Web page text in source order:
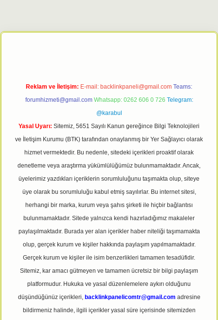
adresitulipbett.net
Reklam ve İletişim: E-mail: backlinkpaneli@gmail.com Teams:
forumhizmeti@gmail.com Whatsapp: 0262 606 0 726 Telegram:
@karabul
Yasal Uyarı: Sitemiz, 5651 Sayılı Kanun gereğince Bilgi Teknolojileri
ve İletişim Kurumu (BTK) tarafından onaylanmış bir Yer Sağlayıcı olarak
hizmet vermektedir. Bu nedenle, sitedeki içerikleri proaktif olarak
denetleme veya araştırma yükümlülüğümüz bulunmamaktadır. Ancak,
üyelerimiz yazdıkları içeriklerin sorumluluğunu taşımakta olup, siteye
üye olarak bu sorumluluğu kabul etmiş sayılırlar. Bu internet sitesi,
herhangi bir marka, kurum veya şahıs şirketi ile hiçbir bağlantısı
bulunmamaktadır. Sitede yalnızca kendi hazırladığımız makaleler
paylaşılmaktadır. Burada yer alan içerikler haber niteliği taşımamakta
olup, gerçek kurum ve kişiler hakkında paylaşım yapılmamaktadır.
Gerçek kurum ve kişiler ile isim benzerlikleri tamamen tesadüfidir.
Sitemiz, kar amacı gütmeyen ve tamamen ücretsiz bir bilgi paylaşım
platformudur. Hukuka ve yasal düzenlemelere aykırı olduğunu
düşündüğünüz içerikleri, backlinkpanelicomtr@gmail.com adresine
bildirmeniz halinde, ilgili içerikler yasal süre içerisinde sitemizden